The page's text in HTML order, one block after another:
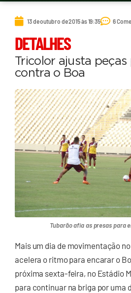
13 de outubro de 2015 às 19:35 6
DETALHES
Tricolor ajusta
contra o Boa
Tubarão afia as presas para
Mais um dia de movimentação
acelera o ritmo para encarar o
próxima sexta-feira, no Estádio
para continuar na briga por uma